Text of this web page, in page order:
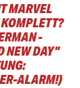
MARVEL
-
NEW DAY"
ALARM!)